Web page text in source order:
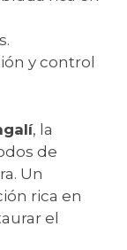
y control
, la
de
Un
rica en
el